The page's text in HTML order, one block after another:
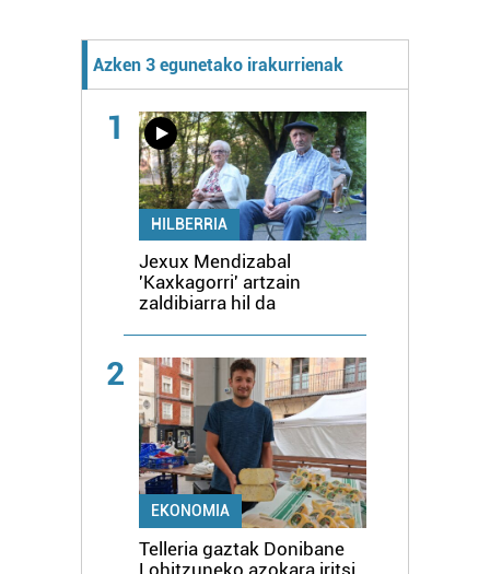
Azken 3 egunetako irakurrienak
1
HILBERRIA
Jexux Mendizabal
'Kaxkagorri' artzain
zaldibiarra hil da
2
EKONOMIA
Telleria gaztak Donibane
Lohitzuneko azokara iritsi